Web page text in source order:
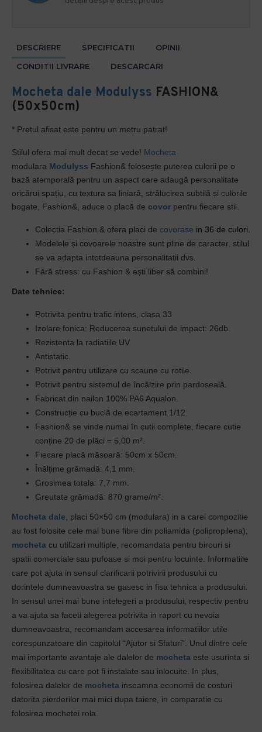
DESCRIERE SPECIFICATII
OPINII
CONDITII LIVRARE
DESCARCARI
Mocheta dale Modulyss FASHION&
(50x50cm)
* Pretul afisat este pentru un metru patrat!
Stilul ofera mai mult decat se vede! Mocheta
modulara Modulyss Fashion& folosește puterea culorii pe o
bază atemporală pentru un aspect care adaugă personalitate
oricărui spațiu, cu textura sa liniară, strălucirea subtilă și culorile
bogate, Fashion&, aduce o placă de covor pentru fiecare stil.
Colectia Fashion & ofera placi de covorase in 36 de culori.
Modelele și covoarele noastre sunt pline de caracter, stilul
se va adapta intotdeauna personalitatii dvs.
Fără stress: cu Fashion & ești liber să combini!
Date tehnice:
Potrivita pentru trafic intens, clasa 33
Izolare fonica: Reducerea sunetului de impact: 26db.
Rezistenta la radiatiile UV
Antistatic.
Potrivit pentru utilizare cu scaune cu rotile.
Potrivit pentru sistemul de încălzire prin pardoseală.
Fabricat din nailon 100% PA6 Aqualon.
Construcție cu buclă de ecartament 1/12.
Fashion& se vinde numai în cutii complete, fiecare cutie
conține 20 de plăci = 5,00 m².
Fiecare placă măsoară: 50cm x 50cm.
Înălțime grămadă: 4,1 mm.
Grosimea totala: 7,7 mm.
Greutate grămadă: 870 grame/m².
Mocheta dale, placi 50×50 cm (modulara) in a carei compozitie
au fost folosite cele mai bune fibre din poliamida (polipropilena),
mocheta cu utilizari multiple, recomandata pentru birouri si
spatii comerciale sau pufoase si moi pentru locuinte. Informatiile
care pot ajuta in sensul clarificarii potrivirii produsului cu
dorintele dumneavoastra se gasesc in fisa tehnica a produsului.
In sensul unei mai bune intelegeri a produsului, respectiv pentru
a va ajuta sa faceti alegerea potrivita in raport cu nevoia
dumneavoastra, recomandam accesarea informatiilor utile
corespunzatoare din capitolul “Ajutor si Sfaturi”. Unul dintre cele
mai importante avantaje ale dalelor de mocheta este usurinta si
flexibilitatea cu care pot fi instalate sau inlocuite. In plus,
folosirea dalelor de mocheta inseamna economii de costuri
datorita pierderilor mai mici dupa taiere, in comparatie cu
folosirea mochetei rola.